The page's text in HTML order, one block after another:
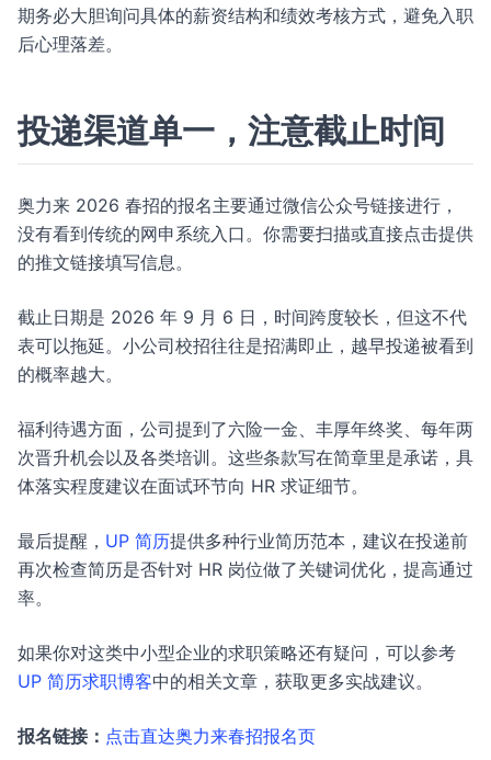
期务必大胆询问具体的薪资结构和绩效考核方式，避免入职
后心理落差。
投递渠道单一，注意截止时间
奥力来 2026 春招的报名主要通过微信公众号链接进行，
没有看到传统的网申系统入口。你需要扫描或直接点击提供
的推文链接填写信息。
截止日期是 2026 年 9 月 6 日，时间跨度较长，但这不代
表可以拖延。小公司校招往往是招满即止，越早投递被看到
的概率越大。
福利待遇方面，公司提到了六险一金、丰厚年终奖、每年两
次晋升机会以及各类培训。这些条款写在简章里是承诺，具
体落实程度建议在面试环节向 HR 求证细节。
最后提醒， UP 简历提供多种行业简历范本，建议在投递前
再次检查简历是否针对 HR 岗位做了关键词优化，提高通过
率。
如果你对这类中小型企业的求职策略还有疑问，可以参考
UP 简历求职博客中的相关文章，获取更多实战建议。
报名链接： 点击直达奥力来春招报名页